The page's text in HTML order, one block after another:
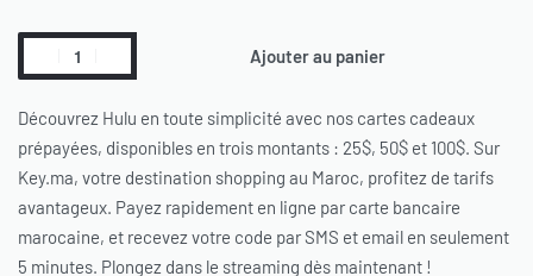
Ajouter au panier
Découvrez Hulu en toute simplicité avec nos cartes cadeaux
prépayées, disponibles en trois montants : 25$, 50$ et 100$. Sur
Key.ma, votre destination shopping au Maroc, profitez de tarifs
avantageux. Payez rapidement en ligne par carte bancaire
marocaine, et recevez votre code par SMS et email en seulement
5 minutes. Plongez dans le streaming dès maintenant !